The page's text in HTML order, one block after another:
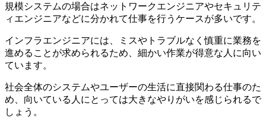
規模システムの場合はネットワークエンジニアやセキュリテ
ィエンジニアなどに分かれて仕事を行うケースが多いです。
インフラエンジニアには、ミスやトラブルなく慎重に業務を
進めることが求められるため、細かい作業が得意な人に向い
ています。
社会全体のシステムやユーザーの生活に直接関わる仕事のた
め、向いている人にとっては大きなやりがいを感じられるで
しょう。